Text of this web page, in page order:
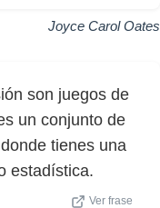
Joyce Carol Oates
son juegos de
un conjunto de
tienes una
estadística.
Ver frase